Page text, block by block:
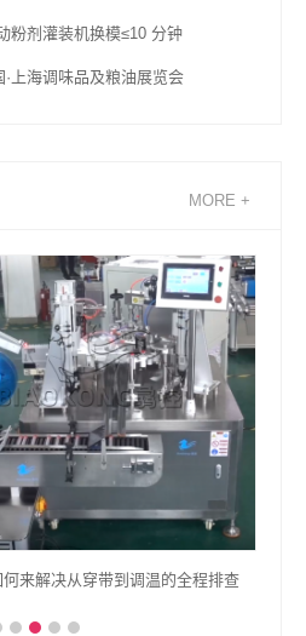
粉剂灌装机换模≤10 分钟
上海调味品及粮油展览会
MORE +
来解决从穿带到调温的全程排查